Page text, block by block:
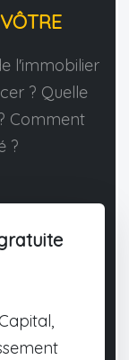
l'immobilier
? Quelle
Comment
?